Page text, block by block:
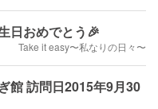
日おめでとう🎉
Take it easy〜私なりの日々〜
館 訪問日2015年9月30